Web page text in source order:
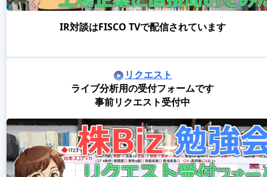
IR対談はFISCO TVで配信されています
リクエスト
ライブ分析用の受付フォームです
事前リクエスト受付中